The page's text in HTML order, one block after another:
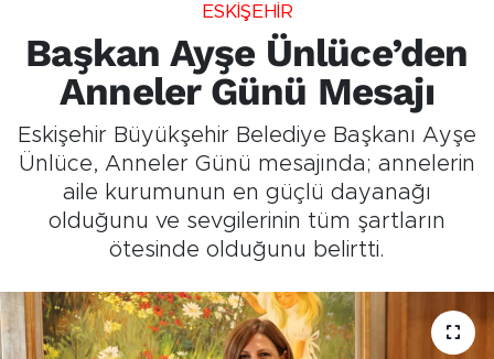
ESKİŞEHİR
Başkan Ayşe Ünlüce’den
Anneler Günü Mesajı
Eskişehir Büyükşehir Belediye Başkanı Ayşe
Ünlüce, Anneler Günü mesajında; annelerin
aile kurumunun en güçlü dayanağı
olduğunu ve sevgilerinin tüm şartların
ötesinde olduğunu belirtti.